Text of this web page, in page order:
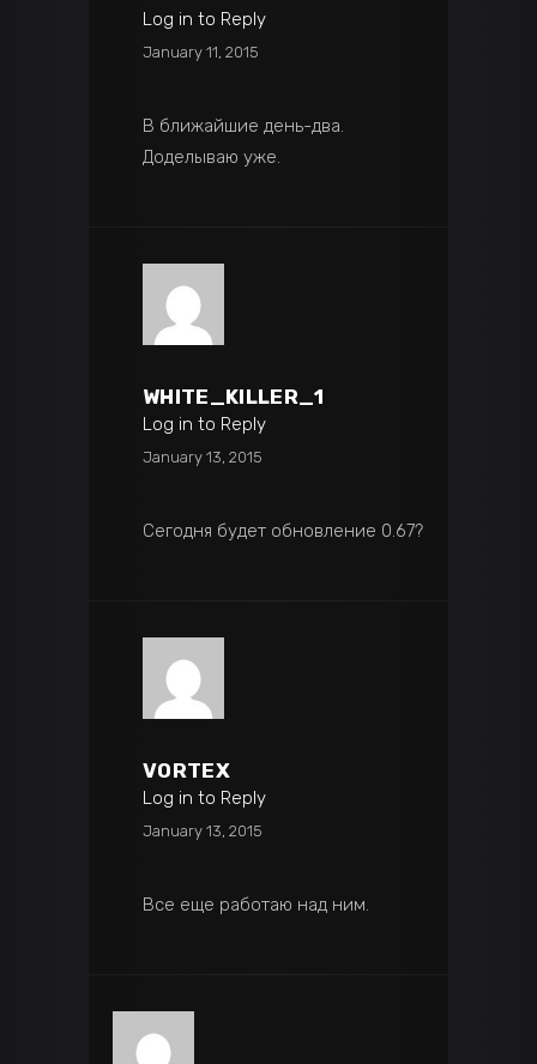
Log in to Reply
January 11, 2015
В ближайшие день-два.
Доделываю уже.
WHITE_KILLER_1
Log in to Reply
January 13, 2015
Сегодня будет обновление 0.67?
VORTEX
Log in to Reply
January 13, 2015
Все еще работаю над ним.